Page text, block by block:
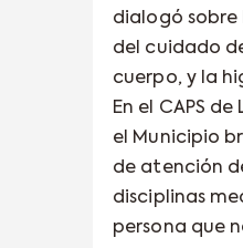
dialogó
del cuidado
cuerpo, y la
En el CAPS
el Municipio
de atención
disciplinas
persona que